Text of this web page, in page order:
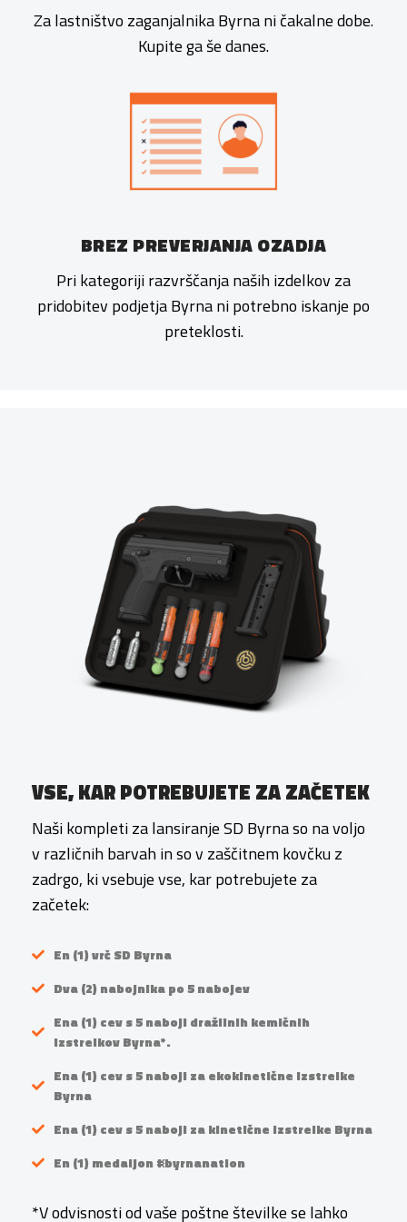
Za lastništvo zaganjalnika Byrna ni čakalne dobe.
Kupite ga še danes.
BREZ PREVERJANJA OZADJA
Pri kategoriji razvrščanja naših izdelkov za
pridobitev podjetja Byrna ni potrebno iskanje po
preteklosti.
VSE, KAR POTREBUJETE ZA ZAČETEK
Naši kompleti za lansiranje SD Byrna so na voljo
v različnih barvah in so v zaščitnem kovčku z
zadrgo, ki vsebuje vse, kar potrebujete za
začetek:
En (1) vrč SD Byrna
Dva (2) nabojnika po 5 nabojev
Ena (1) cev s 5 naboji dražilnih kemičnih
izstrelkov Byrna*.
Ena (1) cev s 5 naboji za ekokinetične izstrelke
Byrna
Ena (1) cev s 5 naboji za kinetične izstrelke Byrna
En (1) medaljon #byrnanation
*V odvisnosti od vaše poštne številke se lahko